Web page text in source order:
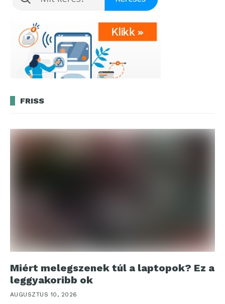
FRISS
Miért melegszenek túl a laptopok? Ez a
leggyakoribb ok
AUGUSZTUS 10, 2026